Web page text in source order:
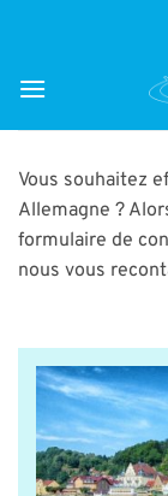
Vous souhaitez
Allemagne ?
formulaire de
nous vous